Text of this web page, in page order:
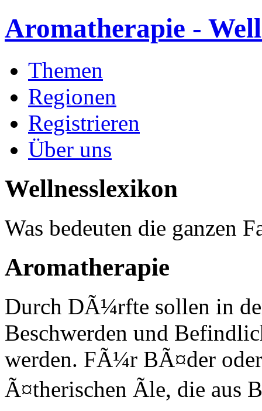
Aromatherapie -
Themen
Regionen
Registrieren
Über uns
Wellnesslexikon
Was bedeuten die ganzen
Aromatherapie
Durch DÃ¼rfte sollen in
Beschwerden und
werden. FÃ¼r BÃ¤der
Ã¤therischen Ãle, die